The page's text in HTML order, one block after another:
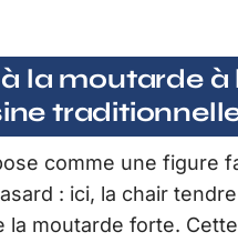
la moutarde à
comme une figure
: ici, la chair
la moutarde forte.